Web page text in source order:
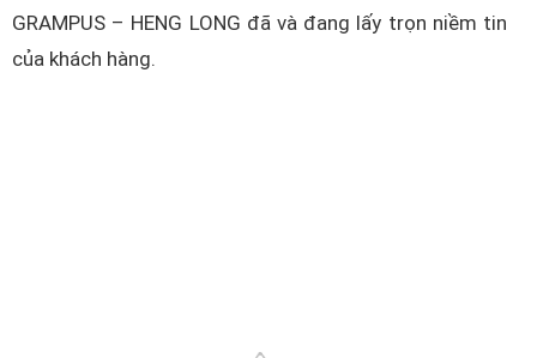
GRAMPUS – HENG LONG đã và đang lấy trọn niềm tin
của khách hàng.